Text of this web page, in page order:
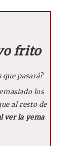
frito
que pasará?
los
al resto de
ver la yema